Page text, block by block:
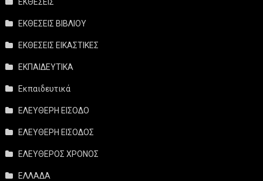
ΕΚΘΕΣΕΙΣ ΒΙΒΛΙΟΥ
ΕΚΘΕΣΕΙΣ ΕΙΚΑΣΤΙΚΕΣ
ΕΚΠΑΙΔΕΥΤΙΚΑ
Εκπαιδευτικά
ΕΛΕΥΘΕΡΗ ΕΙΣΟΔΟ
ΕΛΕΥΘΕΡΗ ΕΙΣΟΔΟΣ
ΕΛΕΥΘΕΡΟΣ ΧΡΟΝΟΣ
ΕΛΛΑΔΑ